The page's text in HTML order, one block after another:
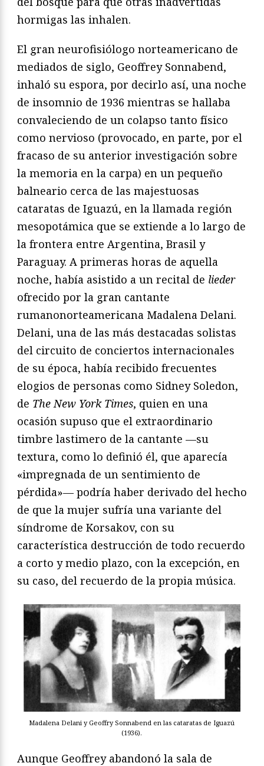
hormigas las inhalen.
El gran neurofisiólogo norteamericano de
mediados de siglo, Geoffrey Sonnabend,
inhaló su espora, por decirlo así, una noche
de insomnio de 1936 mientras se hallaba
convaleciendo de un colapso tanto físico
como nervioso (provocado, en parte, por el
fracaso de su anterior investigación sobre
la memoria en la carpa) en un pequeño
balneario cerca de las majestuosas
cataratas de Iguazú, en la llamada región
mesopotámica que se extiende a lo largo de
la frontera entre Argentina, Brasil y
Paraguay. A primeras horas de aquella
noche, había asistido a un recital de lieder
ofrecido por la gran cantante
rumanonorteamericana Madalena Delani.
Delani, una de las más destacadas solistas
del circuito de conciertos internacionales
de su época, había recibido frecuentes
elogios de personas como Sidney Soledon,
de The New York Times, quien en una
ocasión supuso que el extraordinario
timbre lastimero de la cantante —su
textura, como lo definió él, que aparecía
«impregnada de un sentimiento de
pérdida»— podría haber derivado del hecho
de que la mujer sufría una variante del
síndrome de Korsakov, con su
característica destrucción de todo recuerdo
a corto y medio plazo, con la excepción, en
su caso, del recuerdo de la propia música.
Madalena Delani y Geoffry Sonnabend en las cataratas de Iguazú
(1936).
Aunque Geoffrey abandonó la sala de